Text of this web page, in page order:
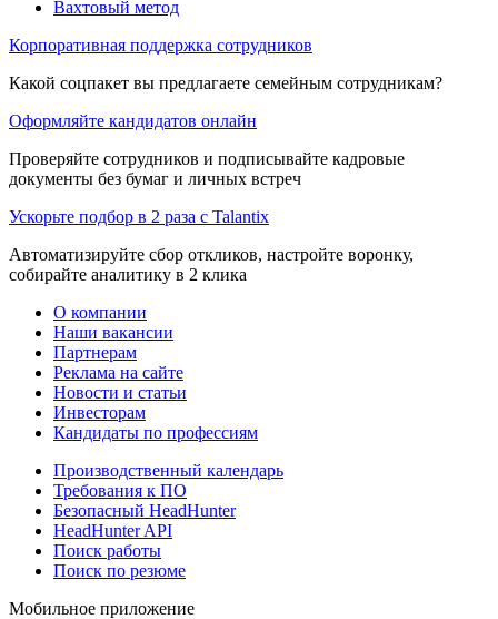
Вахтовый метод
Корпоративная поддержка сотрудников
Какой соцпакет вы предлагаете семейным сотрудникам?
Оформляйте кандидатов онлайн
Проверяйте сотрудников и подписывайте кадровые
документы без бумаг и личных встреч
Ускорьте подбор в 2 раза с Talantix
Автоматизируйте сбор откликов, настройте воронку,
собирайте аналитику в 2 клика
О компании
Наши вакансии
Партнерам
Реклама на сайте
Новости и статьи
Инвесторам
Кандидаты по профессиям
Производственный календарь
Требования к ПО
Безопасный HeadHunter
HeadHunter API
Поиск работы
Поиск по резюме
Мобильное приложение